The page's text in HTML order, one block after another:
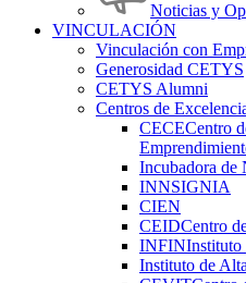
Noticias y
VINCULACIÓN
Vinculación con
Generosidad CETYS
CETYS Alumni
Centros de
CECECentro
Incubadora de
INNSIGNIA
CIEN
CEIDCentro
INFINInstituto
Instituto de